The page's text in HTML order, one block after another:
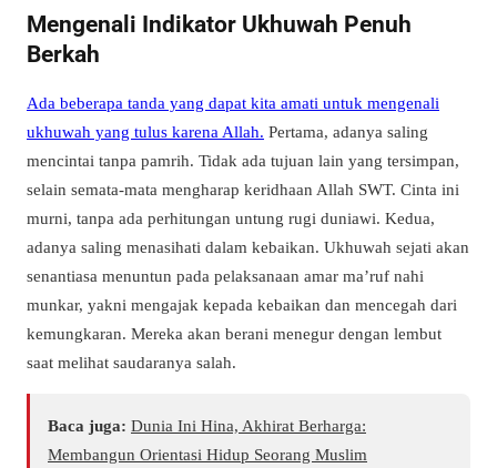
Mengenali Indikator Ukhuwah Penuh
Berkah
Ada beberapa tanda yang dapat kita amati untuk mengenali
ukhuwah yang tulus karena Allah. Pertama, adanya saling
mencintai tanpa pamrih. Tidak ada tujuan lain yang tersimpan,
selain semata-mata mengharap keridhaan Allah SWT. Cinta ini
murni, tanpa ada perhitungan untung rugi duniawi. Kedua,
adanya saling menasihati dalam kebaikan. Ukhuwah sejati akan
senantiasa menuntun pada pelaksanaan amar ma’ruf nahi
munkar, yakni mengajak kepada kebaikan dan mencegah dari
kemungkaran. Mereka akan berani menegur dengan lembut
saat melihat saudaranya salah.
Baca juga: Dunia Ini Hina, Akhirat Berharga:
Membangun Orientasi Hidup Seorang Muslim